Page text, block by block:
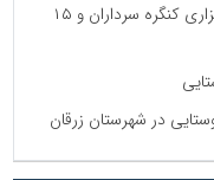
یادواره شهدای بنیاد مسکن ، استقبال از برگزاری کنگره سرداران و ۱۵
در شهرستان زرقان